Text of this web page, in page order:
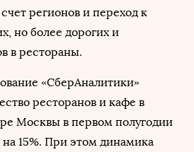
регионов и переход к
но более дорогих и
в рестораны.
«СберАналитики»
ресторанов и кафе в
Москвы в первом полугодии
на 15%. При этом динамика